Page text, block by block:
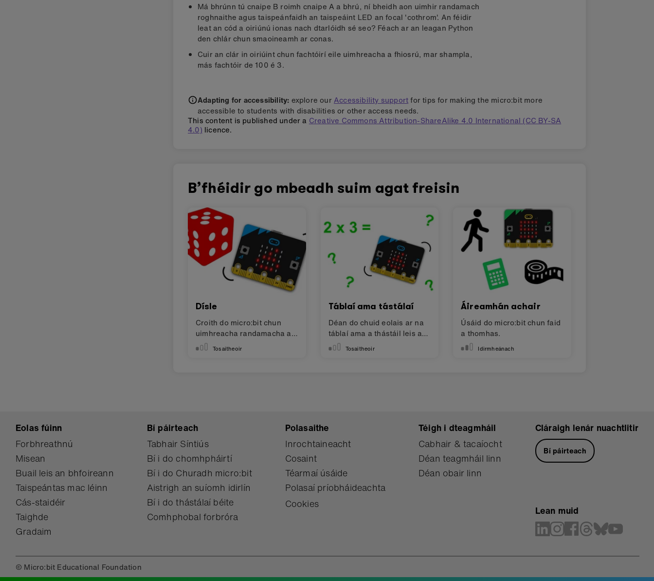
Má bhrúnn tú cnaipe B roimh cnaipe A a bhrú, ní bheidh aon uimhir randamach
roghnaithe agus taispeánfaidh an taispeáint LED an focal 'cothrom'. An féidir
leat an cód a oiriúnú ionas nach dtarlóidh sé seo? Féach ar an leagan Python
den chlár chun smaoineamh ar conas.
Cuir an clár in oiriúint chun fachtóirí eile uimhreacha a fhiosrú, mar shampla,
más fachtóir de 100 é 3.
Adapting for accessibility: explore ourAccessibility supportfor tips for making the micro:bit more
accessible to students with disabilities or other access needs.
This content is published under a Creative Commons Attribution-ShareAlike 4.0 International (CC BY-SA
4.0) licence.
B’fhéidir go mbeadh suim agat freisin
Dísle
Croith do micro:bit chun
uimhreacha randamacha a
dhéanamh
Tosaitheoir
Táblaí ama tástálaí
Déan do chuid eolais ar na
táblaí ama a thástáil leis an
tionscadal seo.
Tosaitheoir
Áireamhán achair
Úsáid do micro:bit chun faid
a thomhas.
Idirmheánach
Eolas fúinn
Forbhreathnú
Misean
Buail leis an bhfoireann
Taispeántas mac léinn
Cás-staidéir
Taighde
Gradaim
Bí páirteach
Tabhair Síntiús
Bí i do chomhpháirtí
Bí i do Churadh micro:bit
Aistrigh an suíomh idirlín
Bí i do thástálaí béite
Comhphobal forbróra
Polasaithe
Inrochtaineacht
Cosaint
Téarmaí úsáide
Polasaí príobháideachta
Cookies
Téigh i dteagmháil
Cabhair & tacaíocht
Déan teagmháil linn
Déan obair linn
Cláraigh lenár nuachtlitir
Bí páirteach
Lean muid
© Micro:bit Educational Foundation